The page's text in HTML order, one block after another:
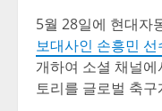
5월 28일에 현대자
보대사인 손흥민
개하여 소셜 채널
토리를 글로벌 축